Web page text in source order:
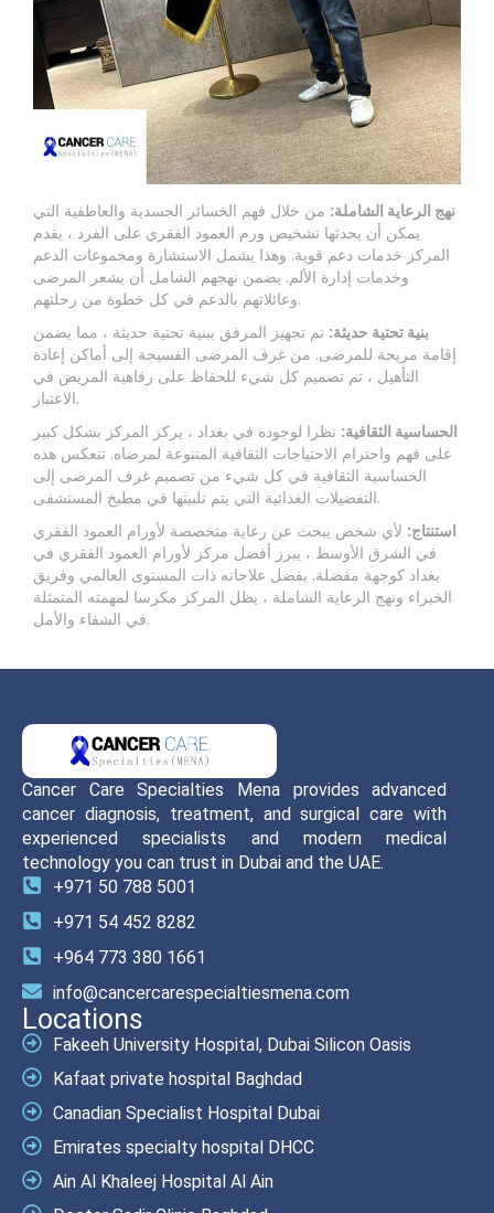
نهج الرعاية الشاملة: من خلال فهم الخسائر الجسدية والعاطفية التي
يمكن أن يحدثها تشخيص ورم العمود الفقري على الفرد ، يقدم
المركز خدمات دعم قوية. وهذا يشمل الاستشارة ومجموعات الدعم
وخدمات إدارة الألم. يضمن نهجهم الشامل أن يشعر المرضى
وعائلاتهم بالدعم في كل خطوة من رحلتهم.
بنية تحتية حديثة: تم تجهيز المرفق ببنية تحتية حديثة ، مما يضمن
إقامة مريحة للمرضى. من غرف المرضى الفسيحة إلى أماكن إعادة
التأهيل ، تم تصميم كل شيء للحفاظ على رفاهية المريض في
الاعتبار.
الحساسية الثقافية: نظرا لوجوده في بغداد ، يركز المركز بشكل كبير
على فهم واحترام الاحتياجات الثقافية المتنوعة لمرضاه. تنعكس هذه
الحساسية الثقافية في كل شيء من تصميم غرف المرضى إلى
التفضيلات الغذائية التي يتم تلبيتها في مطبخ المستشفى.
استنتاج: لأي شخص يبحث عن رعاية متخصصة لأورام العمود الفقري
في الشرق الأوسط ، يبرز أفضل مركز لأورام العمود الفقري في
بغداد كوجهة مفضلة. بفضل علاجاته ذات المستوى العالمي وفريق
الخبراء ونهج الرعاية الشاملة ، يظل المركز مكرسا لمهمته المتمثلة
في الشفاء والأمل.
Cancer Care Specialties Mena provides advanced
cancer diagnosis, treatment, and surgical care with
experienced specialists and modern medical
technology you can trust in Dubai and the UAE.
+971 50 788 5001
+971 54 452 8282
+964 773 380 1661
info@cancercarespecialtiesmena.com
Locations
Fakeeh University Hospital, Dubai Silicon Oasis
Kafaat private hospital Baghdad
Canadian Specialist Hospital Dubai
Emirates specialty hospital DHCC
Ain Al Khaleej Hospital Al Ain